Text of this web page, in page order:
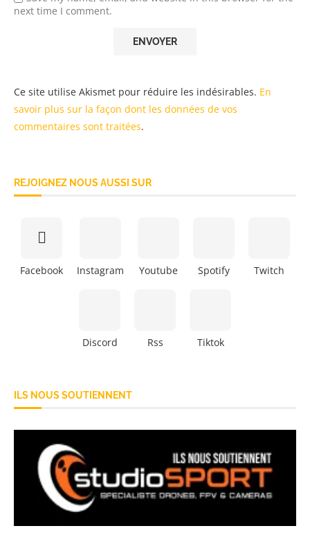
next time I comment.
Ce site utilise Akismet pour réduire les indésirables. En
savoir plus sur la façon dont les données de vos
commentaires sont traitées.
REJOIGNEZ NOUS AUSSI SUR
Facebook Instagram Youtube Spotify Twitch
Discord Rss Tiktok
ILS NOUS SOUTIENNENT